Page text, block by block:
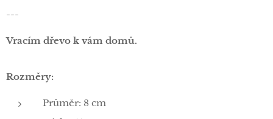
---
Vracím dřevo k vám domů.
Rozměry:
Průměr: 8 cm